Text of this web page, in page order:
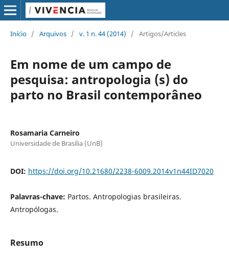
Início / Arquivos / v. 1 n. 44 (2014) / Artigos/Articles
Em nome de um campo de
pesquisa: antropologia (s) do
parto no Brasil contemporâneo
Rosamaria Carneiro
Universidade de Brasília (UnB)
DOI: https://doi.org/10.21680/2238-6009.2014v1n44ID7020
Palavras-chave: Partos. Antropologias brasileiras.
Antropólogas.
Resumo